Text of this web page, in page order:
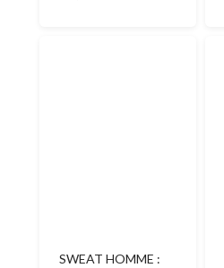
SWEAT HOMME :